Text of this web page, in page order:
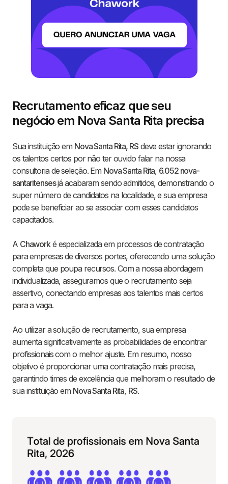
Recrutamento eficaz que seu
negócio em Nova Santa Rita precisa
Sua instituição em Nova Santa Rita, RSdeve estar ignorando
os talentos certos por não ter ouvido falar na nossa
consultoria de seleção. Em Nova Santa Rita, 6.052 nova-
santaritensesjá acabaram sendo admitidos, demonstrando o
super número de candidatos na localidade, e sua empresa
pode se beneficiar ao se associar com esses candidatos
capacitados.
A Chaworké especializada em processos de contratação
para empresas de diversos portes, oferecendo uma solução
completa que poupa recursos. Com a nossa abordagem
individualizada, asseguramos que o recrutamento seja
assertivo, conectando empresas aos talentos mais certos
para a vaga.
Ao utilizar a solução de recrutamento, sua empresa
aumenta significativamente as probabilidades de encontrar
profissionais com o melhor ajuste. Em resumo, nosso
objetivo é proporcionar uma contratação mais precisa,
garantindo times de excelência que melhoram o resultado de
sua instituição em Nova Santa Rita, RS.